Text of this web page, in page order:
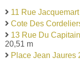
11 Rue
Cote Des
13 Rue Du
20,51 m
Place Jean Jaures